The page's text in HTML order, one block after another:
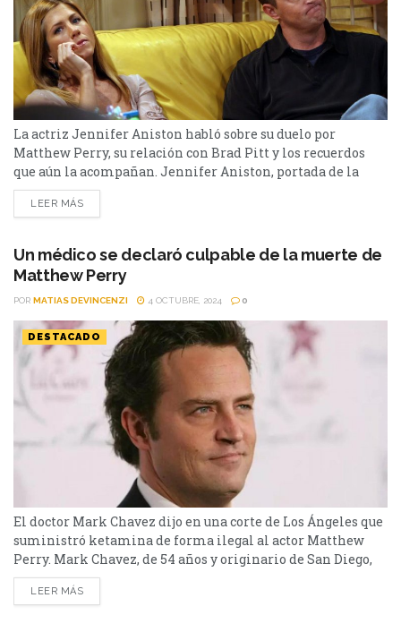
La actriz Jennifer Aniston habló sobre su duelo por
Matthew Perry, su relación con Brad Pitt y los recuerdos
que aún la acompañan. Jennifer Aniston, portada de la
nueva edición de Vanity Fair, abrió su corazón para repasar
momentos clave de su vida: desde el huracán mediático
siente...
LEER MÁS
Un médico se declaró culpable de la muerte de
Matthew Perry
POR MATIAS DEVINCENZI 4 OCTUBRE, 2024 0
DESTACADO
El doctor Mark Chavez dijo en una corte de Los Ángeles que
suministró ketamina de forma ilegal al actor Matthew
Perry. Mark Chavez, de 54 años y originario de San Diego,
admitió su culpabilidad en el caso de Matthew Perry, ante
el tribunal federal en Los Ángeles. La sentencia ha sido
LEER MÁS